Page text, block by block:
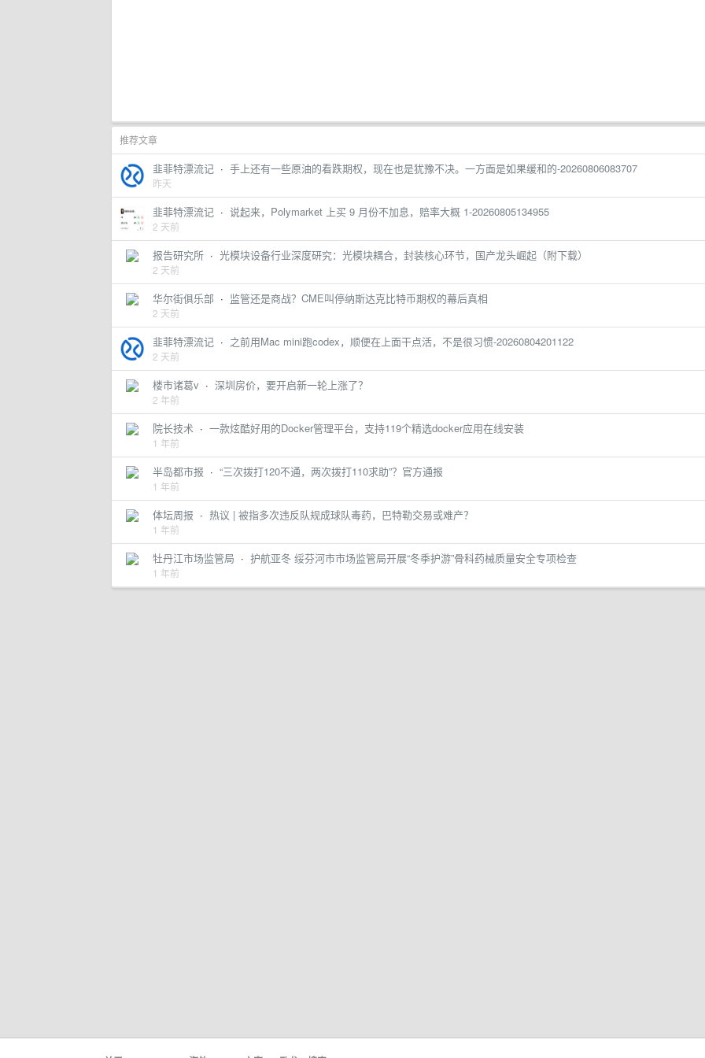
推荐文章
韭菲特漂流记 · 手上还有一些原油的看跌期权，现在也是犹豫不决。一方面是如果缓和的-20260806083707
昨天
韭菲特漂流记 · 说起来，Polymarket 上买 9 月份不加息，赔率大概 1-20260805134955
2 天前
报告研究所 · 光模块设备行业深度研究：光模块耦合，封装核心环节，国产龙头崛起（附下载）
2 天前
华尔街俱乐部 · 监管还是商战？CME叫停纳斯达克比特币期权的幕后真相
2 天前
韭菲特漂流记 · 之前用Mac mini跑codex，顺便在上面干点活，不是很习惯-20260804201122
2 天前
楼市诸葛v · 深圳房价，要开启新一轮上涨了？
2 年前
院长技术 · 一款炫酷好用的Docker管理平台，支持119个精选docker应用在线安装
1 年前
半岛都市报 · “三次拨打120不通，两次拨打110求助”？官方通报
1 年前
体坛周报 · 热议 | 被指多次违反队规成球队毒药，巴特勒交易或难产？
1 年前
牡丹江市场监管局 · 护航亚冬 绥芬河市市场监管局开展“冬季护游”骨科药械质量安全专项检查
1 年前